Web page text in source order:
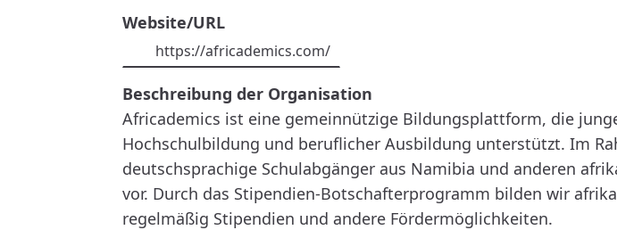
Website/URL
https://africademics.com/
Beschreibung der Organisation
Africademics ist eine gemeinnützige Bildungsplattform, die
Hochschulbildung und beruflicher Ausbildung unterstützt. Im
deutschsprachige Schulabgänger aus Namibia und anderen
vor. Durch das Stipendien-Botschafterprogramm bilden wir
regelmäßig Stipendien und andere Fördermöglichkeiten.